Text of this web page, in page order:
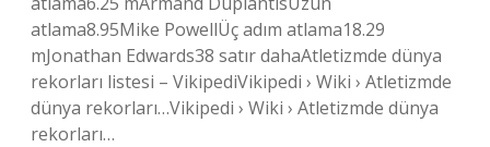
atlama8.95Mike PowellÜç adım atlama18.29
mJonathan Edwards38 satır dahaAtletizmde dünya
rekorları listesi – VikipediVikipedi › Wiki › Atletizmde
dünya rekorları…Vikipedi › Wiki › Atletizmde dünya
rekorları…